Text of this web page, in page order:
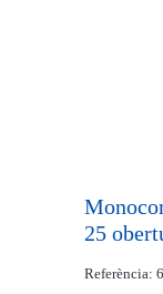
25
Referència: